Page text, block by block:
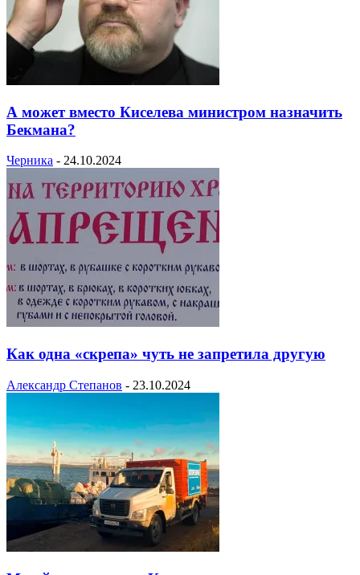
А может вместо Киселева министром назначить
Бекмана?
Черника - 24.10.2024
Как одна «скрепа» чуть не запретила другую
Александр Степанов - 23.10.2024